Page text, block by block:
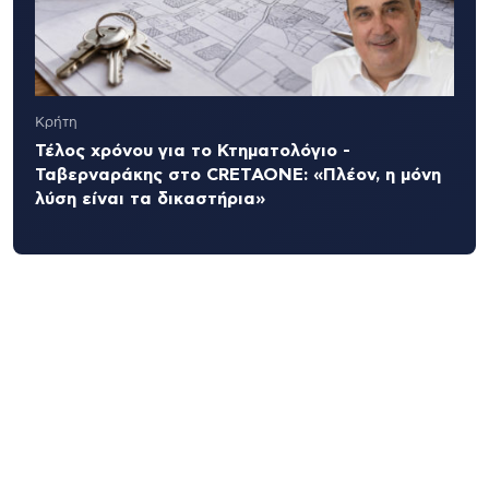
Κρήτη
Τέλος χρόνου για το Κτηματολόγιο -
Ταβερναράκης στο CRETAONE: «Πλέον, η μόνη
λύση είναι τα δικαστήρια»